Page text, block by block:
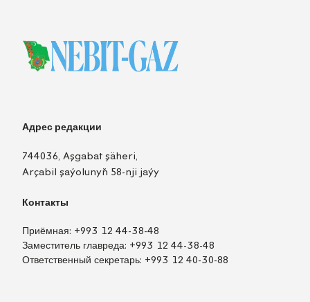
Адрес редакции
744036, Aşgabat şäheri,
Arçabil şaýolunyň 58-nji jaýy
Контакты
Приёмная: +993 12 44-38-48
Заместитель главреда: +993 12 44-38-48
Ответственный секретарь: +993 12 40-30-88